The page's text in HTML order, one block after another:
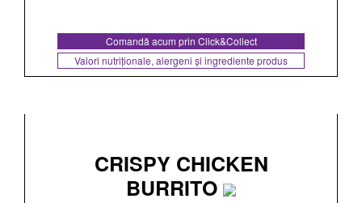
Comandă acum prin Click&Collect
Valori nutriționale, alergeni și ingrediente produs
CRISPY CHICKEN
BURRITO